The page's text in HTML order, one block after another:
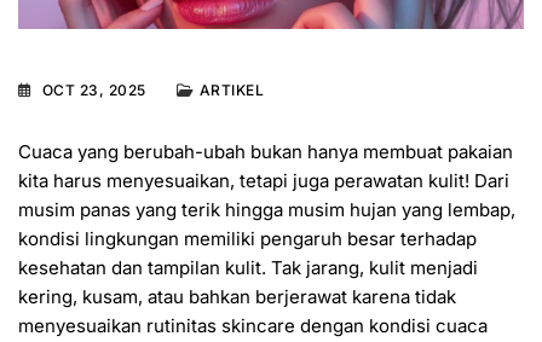
OCT 23, 2025 ARTIKEL
Cuaca yang berubah-ubah bukan hanya membuat pakaian
kita harus menyesuaikan, tetapi juga perawatan kulit! Dari
musim panas yang terik hingga musim hujan yang lembap,
kondisi lingkungan memiliki pengaruh besar terhadap
kesehatan dan tampilan kulit. Tak jarang, kulit menjadi
kering, kusam, atau bahkan berjerawat karena tidak
menyesuaikan rutinitas skincare dengan kondisi cuaca